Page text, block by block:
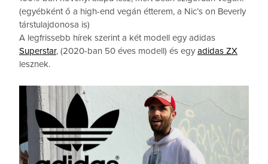
(egyébként ő a high-end vegán étterem, a Nic’s on Beverly
társtulajdonosa is)
A legfrissebb hírek szerint a két modell egy adidas
Superstar, (2020-ban 50 éves modell) és egy adidas ZX
lesznek.